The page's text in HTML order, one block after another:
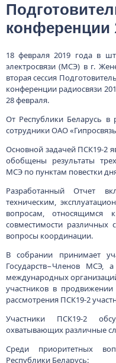
конференции
18 февраля 2019 года в
электросвязи (МСЭ) в г.
вторая сессия
конференции радиосвязи
28 февраля.
От Республики Беларусь в
сотрудники ОАО
Основной задачей ПСК19-2
обобщены результаты
МСЭ по пунктам повестки
Разработанный Отчет
техническим,
вопросам, относящимся
совместимости различных
вопросы координации.
В собрании принимает
Государств−Членов
международных
участников в
рассмотрения ПСК19-2
Участники ПСК19-2
охватывающих различные
Среди приоритетных
Республики Беларусь: